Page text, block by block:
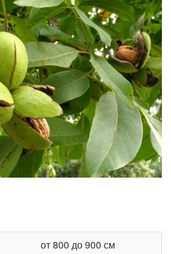
от 800 до 900 см